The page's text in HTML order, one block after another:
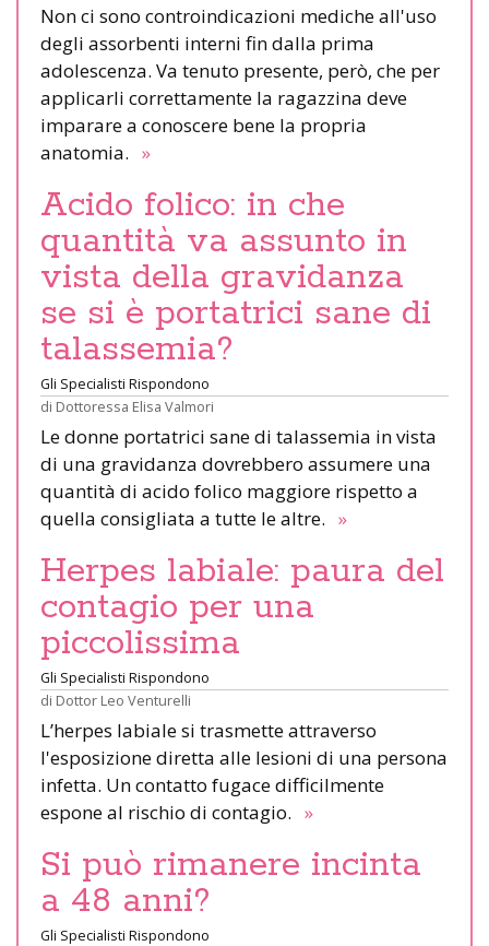
Non ci sono controindicazioni mediche all'uso
degli assorbenti interni fin dalla prima
adolescenza. Va tenuto presente, però, che per
applicarli correttamente la ragazzina deve
imparare a conoscere bene la propria
anatomia. »
Acido folico: in che
quantità va assunto in
vista della gravidanza
se si è portatrici sane di
talassemia?
Gli Specialisti Rispondono
di Dottoressa Elisa Valmori
Le donne portatrici sane di talassemia in vista
di una gravidanza dovrebbero assumere una
quantità di acido folico maggiore rispetto a
quella consigliata a tutte le altre. »
Herpes labiale: paura del
contagio per una
piccolissima
Gli Specialisti Rispondono
di Dottor Leo Venturelli
L’herpes labiale si trasmette attraverso
l'esposizione diretta alle lesioni di una persona
infetta. Un contatto fugace difficilmente
espone al rischio di contagio. »
Si può rimanere incinta
a 48 anni?
Gli Specialisti Rispondono